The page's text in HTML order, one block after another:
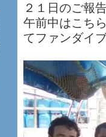
２１日のご報
午前中はこち
てファンダイ